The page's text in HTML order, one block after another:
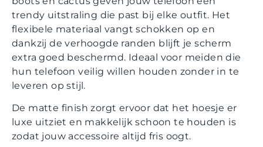
trendy uitstraling die past bij elke outfit. Het
flexibele materiaal vangt schokken op en
dankzij de verhoogde randen blijft je scherm
extra goed beschermd. Ideaal voor meiden die
hun telefoon veilig willen houden zonder in te
leveren op stijl.
De matte finish zorgt ervoor dat het hoesje er
luxe uitziet en makkelijk schoon te houden is
zodat jouw accessoire altijd fris oogt.